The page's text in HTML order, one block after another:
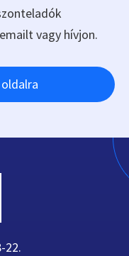
vagy hívjon.
22.